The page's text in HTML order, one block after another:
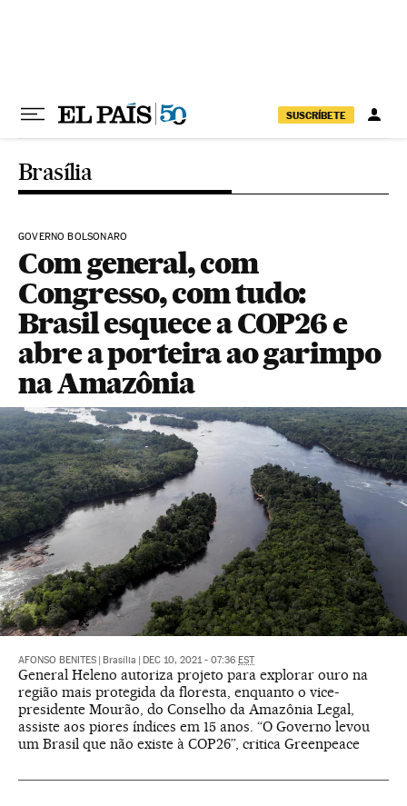
SUSCRÍBETE
Brasília
GOVERNO BOLSONARO
Com general, com
Congresso, com tudo:
Brasil esquece a COP26 e
abre a porteira ao garimpo
na Amazônia
AFONSO BENITES Brasília DEC 10, 2021 - 07:36 EST
General Heleno autoriza projeto para explorar ouro na
região mais protegida da floresta, enquanto o vice-
presidente Mourão, do Conselho da Amazônia Legal,
assiste aos piores índices em 15 anos. “O Governo levou
um Brasil que não existe à COP26”, critica Greenpeace